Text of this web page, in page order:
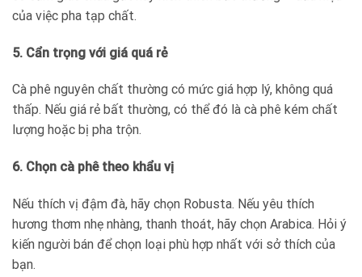
của việc pha tạp chất.
5. Cẩn trọng với giá quá rẻ
Cà phê nguyên chất thường có mức giá hợp lý, không quá
thấp. Nếu giá rẻ bất thường, có thể đó là cà phê kém chất
lượng hoặc bị pha trộn.
6. Chọn cà phê theo khẩu vị
Nếu thích vị đậm đà, hãy chọn Robusta. Nếu yêu thích
hương thơm nhẹ nhàng, thanh thoát, hãy chọn Arabica. Hỏi ý
kiến người bán để chọn loại phù hợp nhất với sở thích của
bạn.